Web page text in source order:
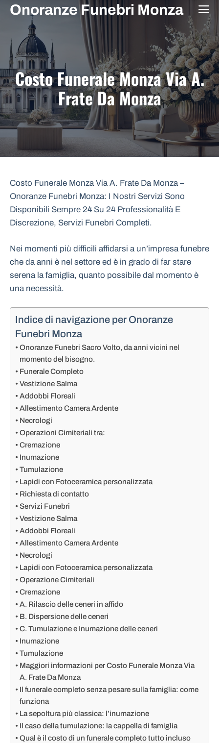
Vai
contenuto
Onoranze Funebri Monza
Costo Funerale Monza Via A.
Frate Da Monza
Costo Funerale Monza Via A. Frate Da Monza –
Onoranze Funebri Monza: I Nostri Servizi Sono
Disponibili Sempre 24 Su 24 Professionalità E
Discrezione, Servizi Funebri Completi.
Nei momenti più difficili affidarsi a un’impresa funebre
che da anni è nel settore ed è in grado di far stare
serena la famiglia, quanto possibile dal momento è
una necessità.
Indice di navigazione per Onoranze
Funebri Monza
Onoranze Funebri Sacro Volto, da anni vicini nel
momento del bisogno.
Funerale Completo
Vestizione Salma
Addobbi Floreali
Allestimento Camera Ardente
Necrologi
Operazioni Cimiteriali tra:
Cremazione
Inumazione
Tumulazione
Lapidi con Fotoceramica personalizzata
Richiesta di contatto
Servizi Funebri
Vestizione Salma
Addobbi Floreali
Allestimento Camera Ardente
Necrologi
Lapidi con Fotoceramica personalizzata
Operazione Cimiteriali
Cremazione
A. Rilascio delle ceneri in affido
B. Dispersione delle ceneri
C. Tumulazione e Inumazione delle ceneri
Inumazione
Tumulazione
Maggiori informazioni per Costo Funerale Monza Via
A. Frate Da Monza
Il funerale completo senza pesare sulla famiglia: come
funziona
La sepoltura più classica: l’inumazione
Il caso della tumulazione: la cappella di famiglia
Qual è il costo di un funerale completo tutto incluso